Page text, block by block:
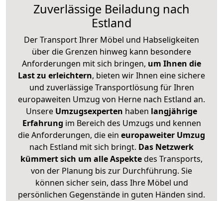
Zuverlässige Beiladung nach
Estland
Der Transport Ihrer Möbel und Habseligkeiten
über die Grenzen hinweg kann besondere
Anforderungen mit sich bringen, um Ihnen die
Last zu erleichtern, bieten wir Ihnen eine sichere
und zuverlässige Transportlösung für Ihren
europaweiten Umzug von Herne nach Estland an.
Unsere Umzugsexperten haben langjährige
Erfahrung im Bereich des Umzugs und kennen
die Anforderungen, die ein europaweiter Umzug
nach Estland mit sich bringt. Das Netzwerk
kümmert sich um alle Aspektedes Transports,
von der Planung bis zur Durchführung. Sie
können sicher sein, dass Ihre Möbel und
persönlichen Gegenstände in guten Händen sind.